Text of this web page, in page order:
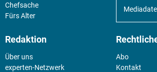
Chefsache
Fürs Alter
Redaktion
Über uns
experten-Netzwerk
Abo
Kontakt